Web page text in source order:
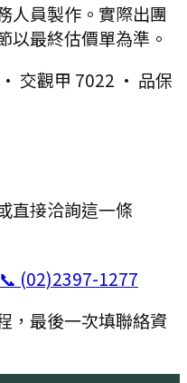
人員製作。實際出團
以最終估價單為準。
交觀甲 7022 · 品保
直接洽詢這一條
📞 (02)2397-1277
，最後一次填聯絡資